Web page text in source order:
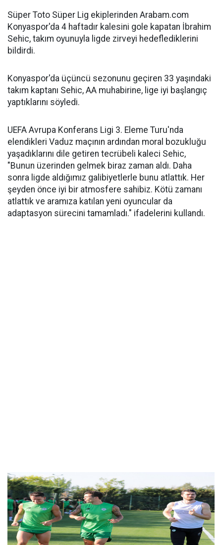
Süper Toto Süper Lig ekiplerinden Arabam.com
Konyaspor'da 4 haftadır kalesini gole kapatan İbrahim
Sehic, takım oyunuyla ligde zirveyi hedeflediklerini
bildirdi.
Konyaspor'da üçüncü sezonunu geçiren 33 yaşındaki
takım kaptanı Sehic, AA muhabirine, lige iyi başlangıç
yaptıklarını söyledi.
UEFA Avrupa Konferans Ligi 3. Eleme Turu'nda
elendikleri Vaduz maçının ardından moral bozukluğu
yaşadıklarını dile getiren tecrübeli kaleci Sehic,
"Bunun üzerinden gelmek biraz zaman aldı. Daha
sonra ligde aldığımız galibiyetlerle bunu atlattık. Her
şeyden önce iyi bir atmosfere sahibiz. Kötü zamanı
atlattık ve aramıza katılan yeni oyuncular da
adaptasyon sürecini tamamladı." ifadelerini kullandı.